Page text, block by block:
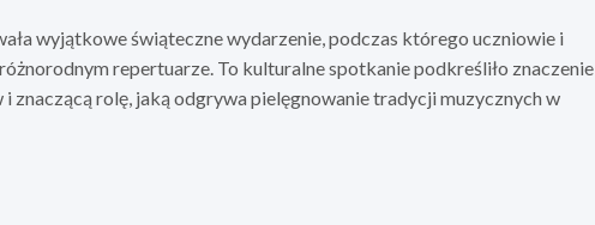
wyjątkowe świąteczne wydarzenie, podczas którego uczniowie i
repertuarze. To kulturalne spotkanie podkreśliło znaczenie
znaczącą rolę, jaką odgrywa pielęgnowanie tradycji muzycznych w